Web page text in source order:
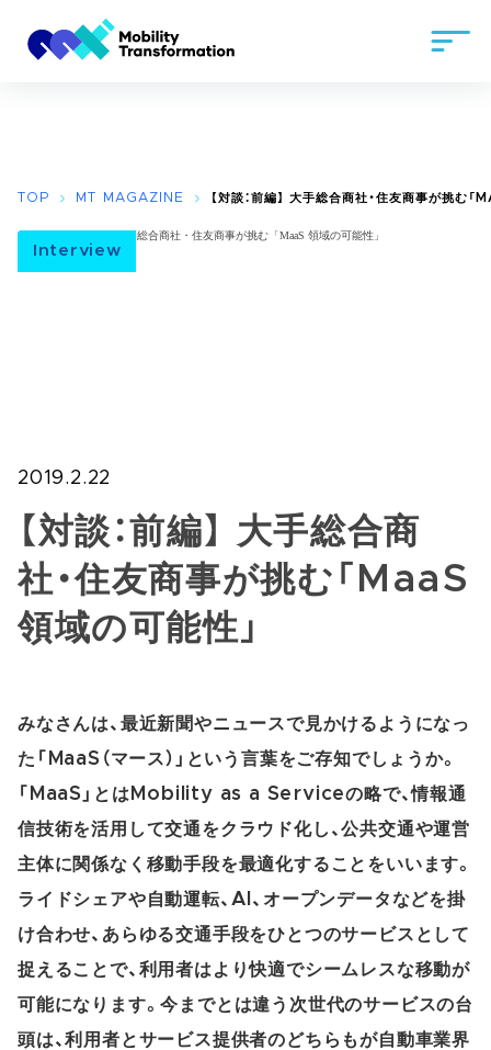
TOP MT MAGAZINE 【対談：前編】 大手総合商社・住友商事が挑む
Interview
2019.2.22
【対談：前編】 大手総合商
社・住友商事が挑む「MaaS
領域の可能性」
みなさんは、最近新聞やニュースで見かけるようになっ
た「MaaS（マース）」という言葉をご存知でしょうか。
「MaaS」とはMobility as a Serviceの略で、情報通
信技術を活用して交通をクラウド化し、公共交通や運営
主体に関係なく移動手段を最適化することをいいます。
ライドシェアや自動運転、AI、オープンデータなどを掛
け合わせ、あらゆる交通手段をひとつのサービスとして
捉えることで、利用者はより快適でシームレスな移動が
可能になります。今までとは違う次世代のサービスの台
頭は、利用者とサービス提供者のどちらもが自動車業界